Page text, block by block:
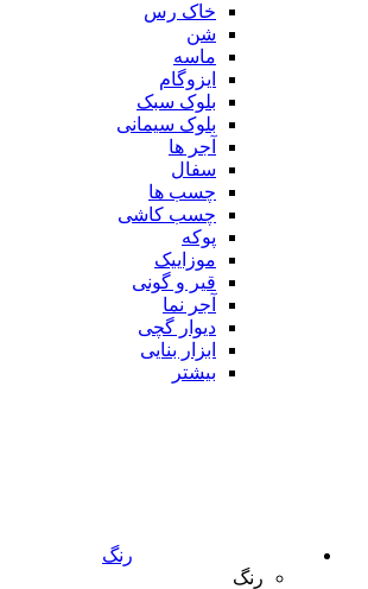
خاک رس
شن
ماسه
ایزوگام
بلوک سبک
بلوک سیمانی
آجر ها
سفال
چسب ها
چسب کاشی
پوکه
موزاییک
قیر و گونی
آجر نما
دیوار گچی
ابزار بنایی
بیشتر
رنگ
رنگ